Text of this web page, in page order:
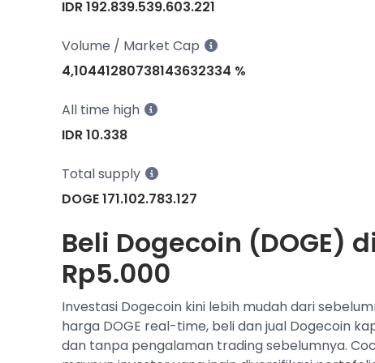
IDR 192.839.539.603.221
Volume / Market Cap
4,10441280738143632334 %
All time high
IDR 10.338
Total supply
DOGE 171.102.783.127
Beli Dogecoin (DOGE)
Rp5.000
Investasi Dogecoin kini lebih mudah dari
harga DOGE real-time, beli dan jual Dogecoin
dan tanpa pengalaman trading sebelumnya.